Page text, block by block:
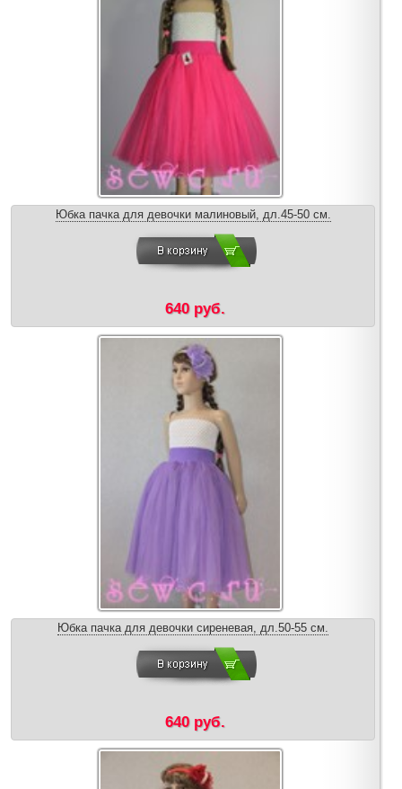
Юбка пачка для девочки малиновый, дл.45-50 см.
640 руб.
Юбка пачка для девочки сиреневая, дл.50-55 см.
640 руб.